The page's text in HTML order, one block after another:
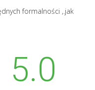
formalności ,.jak
5.0